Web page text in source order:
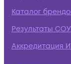
Каталог
Результаты
Аккредитация